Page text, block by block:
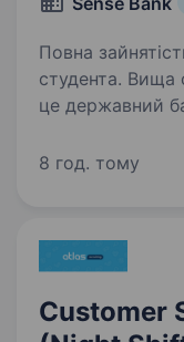
Повна
студента. Вища освіта.
це державний
а спільнотою з
8 год. тому
Customer